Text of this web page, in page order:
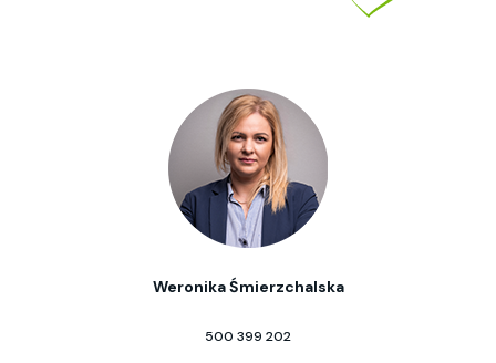
Weronika Śmierzchalska
500 399 202